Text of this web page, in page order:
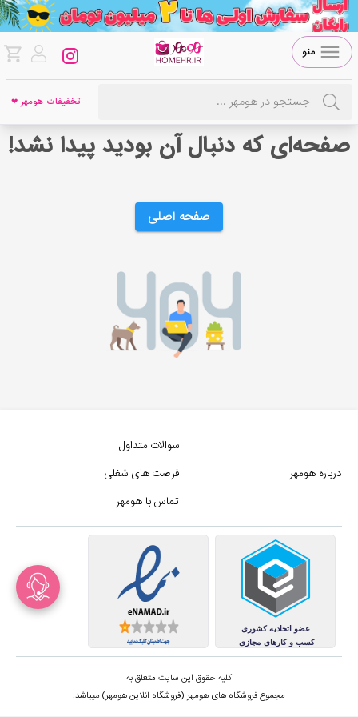
منو
تخفیفات هومهر ❤
صفحه‌ای که دنبال آن بودید پیدا نشد!
صفحه اصلی
درباره هومهر
سوالات متداول
فرصت های شغلی
تماس با هومهر
کلیه حقوق این سایت متعلق به
مجموع فروشگاه های هومهر (فروشگاه آنلاین هومهر) میباشد.